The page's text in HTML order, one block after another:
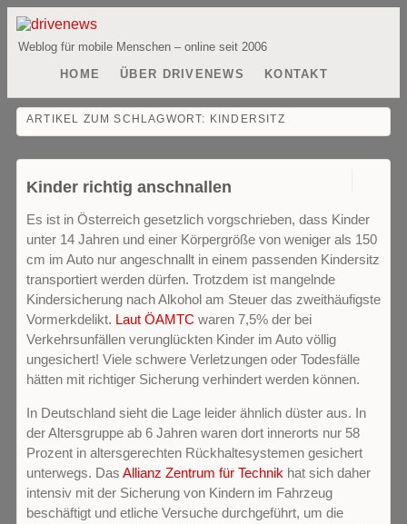
Weblog für mobile Menschen – online seit 2006
HOME
ÜBER DRIVENEWS KONTAKT
ARTIKEL ZUM SCHLAGWORT: KINDERSITZ
Kinder richtig anschnallen
Es ist in Österreich gesetzlich vorgschrieben, dass Kinder
unter 14 Jahren und einer Körpergröße von weniger als 150
cm im Auto nur angeschnallt in einem passenden Kindersitz
transportiert werden dürfen. Trotzdem ist mangelnde
Kindersicherung nach Alkohol am Steuer das zweithäufigste
Vormerkdelikt. Laut ÖAMTC waren 7,5% der bei
Verkehrsunfällen verunglückten Kinder im Auto völlig
ungesichert! Viele schwere Verletzungen oder Todesfälle
hätten mit richtiger Sicherung verhindert werden können.
In Deutschland sieht die Lage leider ähnlich düster aus. In
der Altersgruppe ab 6 Jahren waren dort innerorts nur 58
Prozent in altersgerechten Rückhaltesystemen gesichert
unterwegs. Das Allianz Zentrum für Technik hat sich daher
intensiv mit der Sicherung von Kindern im Fahrzeug
beschäftigt und etliche Versuche durchgeführt, um die